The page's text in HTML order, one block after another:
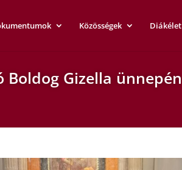
Közösségek Diákélet
Boldog Gizella ünnepén